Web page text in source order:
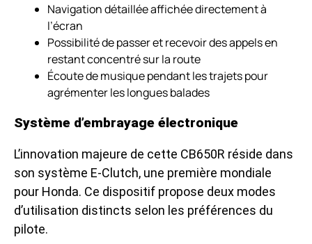
Navigation détaillée affichée directement à
l’écran
Possibilité de passer et recevoir des appels en
restant concentré sur la route
Écoute de musique pendant les trajets pour
agrémenter les longues balades
Système d’embrayage électronique
L’innovation majeure de cette CB650R réside dans
son système E-Clutch, une première mondiale
pour Honda. Ce dispositif propose deux modes
d’utilisation distincts selon les préférences du
pilote.